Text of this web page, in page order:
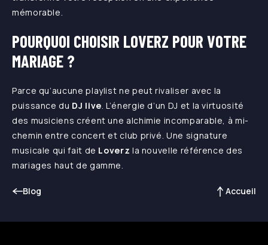
mémorable.
POURQUOI CHOISIR LOVERZ POUR VOTRE
MARIAGE ?
Parce qu’aucune playlist ne peut rivaliser avec la
puissance du DJ live . L’énergie d’un DJ et la virtuosité
des musiciens créent une alchimie incomparable, à mi-
chemin entre concert et club privé. Une signature
musicale qui fait de Loverz la nouvelle référence des
mariages haut de gamme.
Blog Accueil